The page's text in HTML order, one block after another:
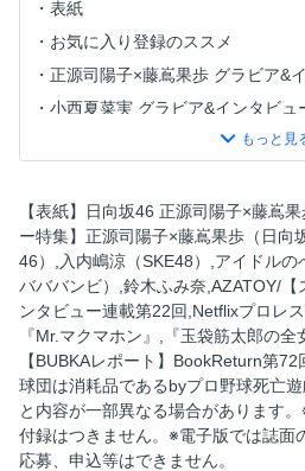
表紙
お気に入り登録のススメ
正源司陽子×藤嶌果歩 グラビア&
小西夏菜実 グラビア&インタビュ
映画『ゼンブ・オブ・トーキョ
嘉「スクリーンに映し出された四
入内嶋涼（SKE48） グラビア&イ
FUTURE」
#43 アイドルのへそ SKE48が16
の」を超えた歴史的大団円
北野瑠華 1st写真集重版記念アザ
由良ゆら（#よーよーよー） ファ
ッ！」 新規アザーカット大放出！
僕が見たかった青空 カップリン
人』MV撮影ドキュメント「雲組
チ」
【表紙】日向坂46 正源司陽子×藤嶌
ー特集】正源司陽子×藤嶌果歩（日向
46）,入内嶋涼（SKE48）,アイドル
バババンビ）,鈴木ふみ奈,AZATOY/【
ンタビュー連載第22回,Netflixプロレ
『Mr.マクマホン』,『玉袋筋太郎の
【BUBKAレポート】BookReturn第
球団は消耗品であるbyプロ野球死亡
と内容が一部異なる場合があります
付録はつきません。※電子版では誌面
応募、申込等はできません。